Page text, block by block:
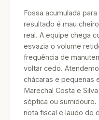
Fossa acumulada
resultado é mau
real. A equipe chega
esvazia o volume
frequência de
voltar cedo.
chácaras e pequenas
Marechal Costa e
séptica ou
nota fiscal e laudo de